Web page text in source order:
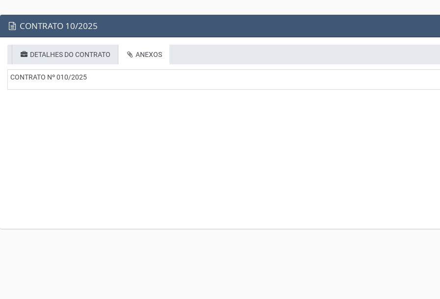
CONTRATO 10/2025
DETALHES DO CONTRATO ANEXOS
CONTRATO Nº 010/2025